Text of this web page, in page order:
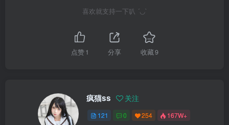
喜欢就支持一下叭 ´◡`
点赞1 分享 收藏9
疯猫ss 关注
121 0 254 167W+